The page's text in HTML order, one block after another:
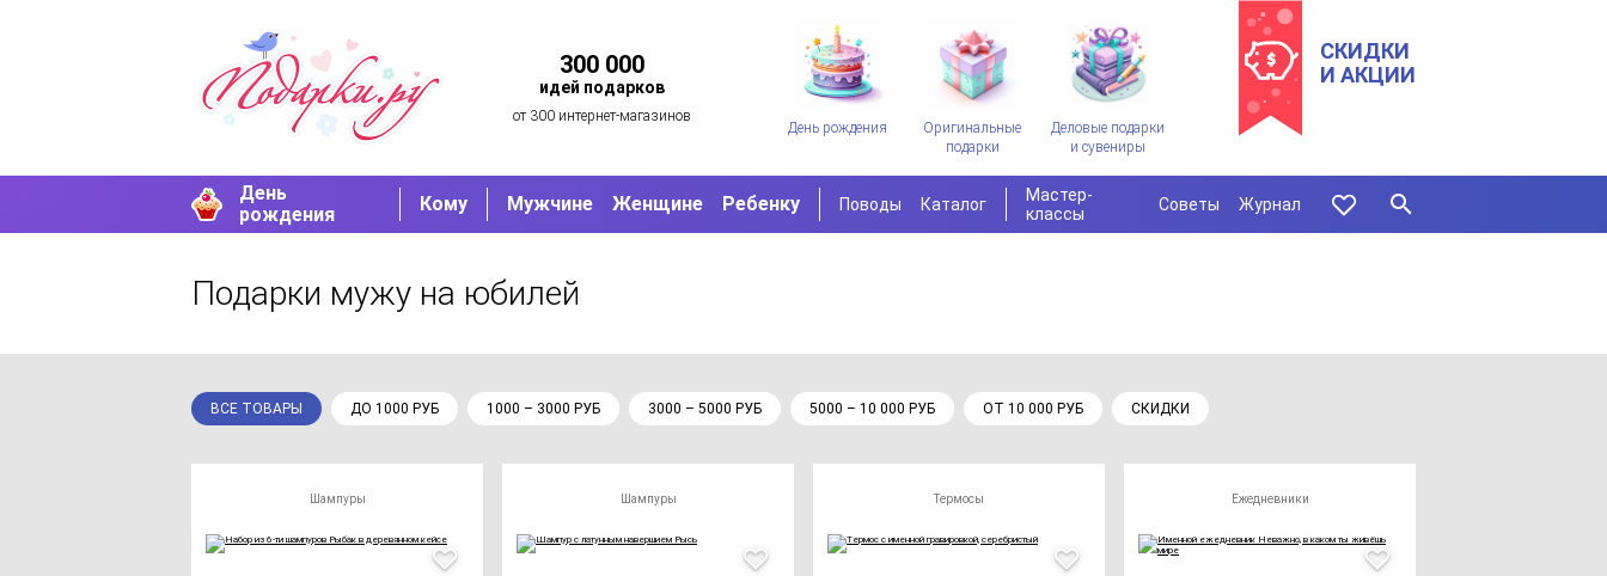
300 000
идей подарков
от 300 интернет-магазинов
День рождения
Оригинальные
подарки
Деловые подарки
и сувениры
СКИДКИ
И АКЦИИ
День
рождения
Кому Мужчине Женщине Ребенку Поводы Каталог
Мастер-
классы
Советы Журнал
Подарки мужу на юбилей
ВСЕ ТОВАРЫ ДО 1000 РУБ 1000 – 3000 РУБ 3000 – 5000 РУБ 5000 – 10 000 РУБ ОТ 10 000 РУБ СКИДКИ
Шампуры Шампуры Термосы Ежедневники